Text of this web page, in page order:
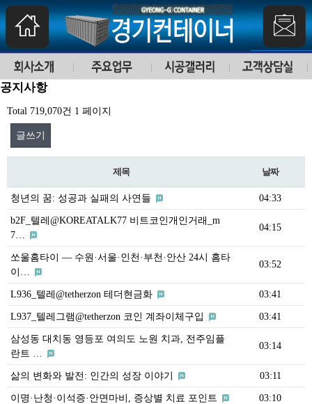
공지사항
Total 719,070건 1 페이지
글쓰기
제목 날짜
청년의 꿈: 성공과 실패의 사연들 04:33
b2F_텔레@KOREATALK77 비트코인개인거래_m
7…
04:15
쏘울홈타이 — 수원·서울·인천·부천·안산 24시 홈타
이…
03:52
L936_텔레@tetherzon 테더현금화 03:41
L937_텔레그램@tetherzon 코인 계좌이체구입 03:41
삼성동 대치동 영등포 여의도 노원 치과, 전주임플
란트 …
03:14
삶의 변화와 발전: 인간의 성장 이야기 03:11
이명·난청·이석증·안면마비, 증상별 치료 포인트 03:10